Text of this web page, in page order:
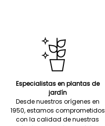
Especialistas en plantas de
jardín
Desde nuestros orígenes en
1950, estamos comprometidos
con la calidad de nuestras